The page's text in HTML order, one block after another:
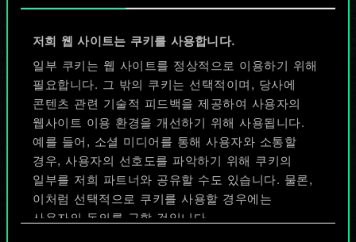
저희 웹 사이트는 쿠키를 사용합니다.
일부 쿠키는 웹 사이트를 정상적으로 이용하기 위해
필요합니다. 그 밖의 쿠키는 선택적이며, 당사에
콘텐츠 관련 기술적 피드백을 제공하여 사용자의
웹사이트 이용 환경을 개선하기 위해 사용됩니다.
예를 들어, 소셜 미디어를 통해 사용자와 소통할
경우, 사용자의 선호도를 파악하기 위해 쿠키의
일부를 저희 파트너와 공유할 수도 있습니다. 물론,
이처럼 선택적으로 쿠키를 사용할 경우에는
사용자의 동의를 구할 것입니다.
가능성을 가지고
있습니다!
덱 이름 짓기 & 가이드 작성하기
덱 편집
또는